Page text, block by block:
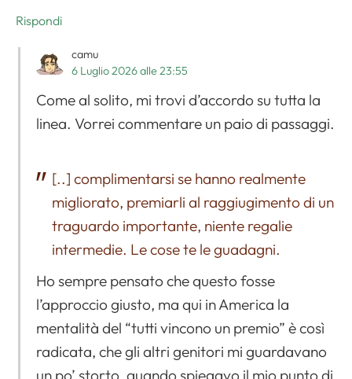
Rispondi
camu
6 Luglio 2026 alle 23:55
Come al solito, mi trovi d’accordo su tutta la
linea. Vorrei commentare un paio di passaggi.
[..] complimentarsi se hanno realmente
migliorato, premiarli al raggiugimento di un
traguardo importante, niente regalie
intermedie. Le cose te le guadagni.
Ho sempre pensato che questo fosse
l’approccio giusto, ma qui in America la
mentalità del “tutti vincono un premio” è così
radicata, che gli altri genitori mi guardavano